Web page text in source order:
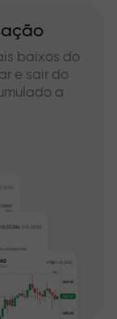
baixos do
e sair do
a